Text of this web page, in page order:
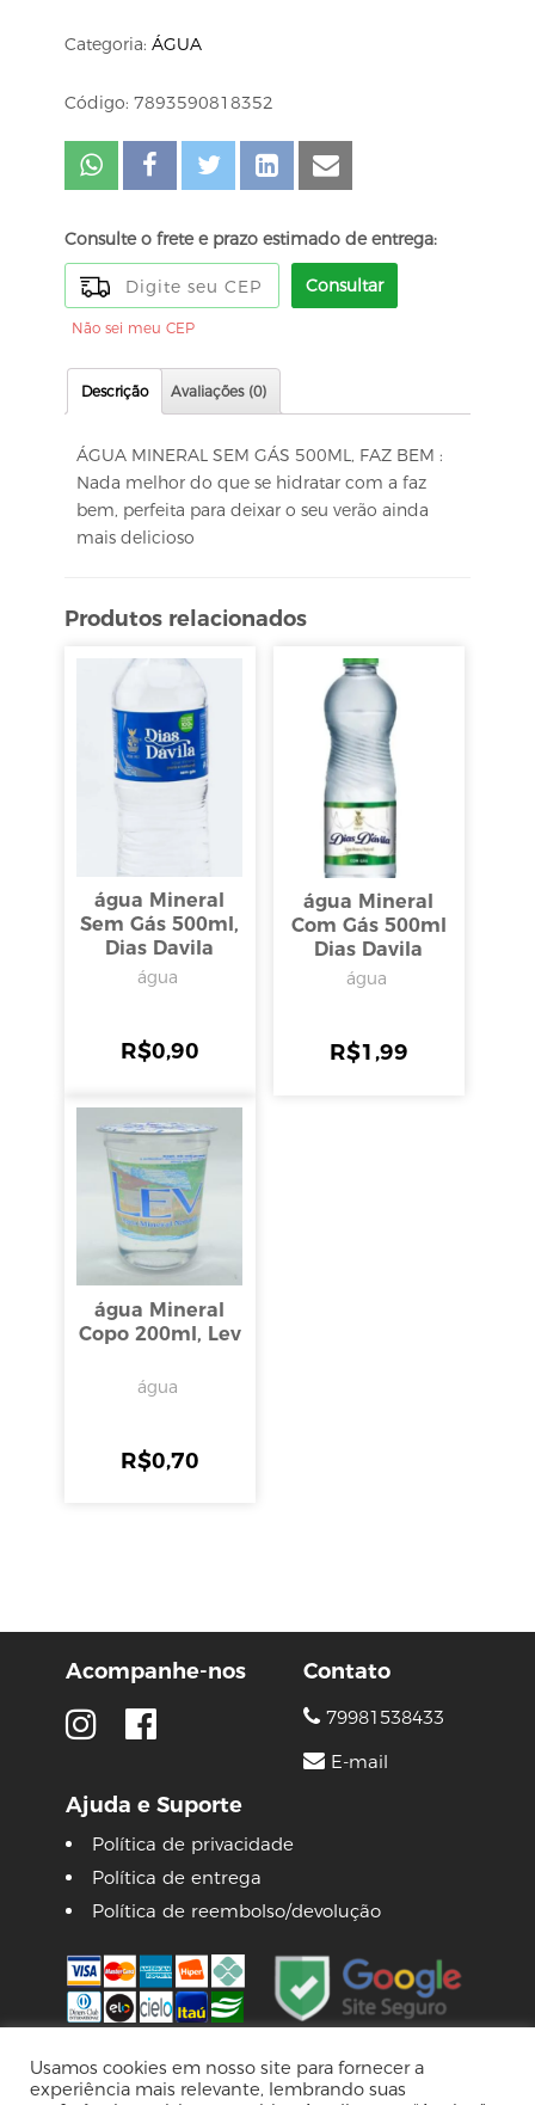
Categoria: ÁGUA
Código: 7893590818352
Consulte o frete e prazo estimado de entrega:
Consultar
Não sei meu CEP
Descrição Avaliações (0)
ÁGUA MINERAL SEM GÁS 500ML, FAZ BEM :
Nada melhor do que se hidratar com a faz
bem, perfeita para deixar o seu verão ainda
mais delicioso
Produtos relacionados
água Mineral
Sem Gás 500ml,
Dias Davila
água
R$0,90
água Mineral
Com Gás 500ml
Dias Davila
água
R$1,99
água Mineral
Copo 200ml, Lev
água
R$0,70
Acompanhe-nos
Ajuda e Suporte
Política de privacidade
Política de entrega
Política de reembolso/devolução
Contato
79981538433
E-mail
© 2026 Lojas Pinguim
Usamos cookies em nosso site para fornecer a
experiência mais relevante, lembrando suas